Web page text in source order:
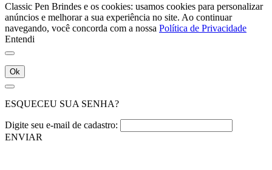
Classic Pen Brindes e os cookies: usamos cookies para personalizar
anúncios e melhorar a sua experiência no site. Ao continuar
navegando, você concorda com a nossa Política de Privacidade
Entendi
Ok
ESQUECEU SUA SENHA?
Digite seu e-mail de cadastro:
ENVIAR